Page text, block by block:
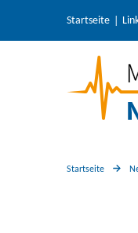
Startseite
Startseite